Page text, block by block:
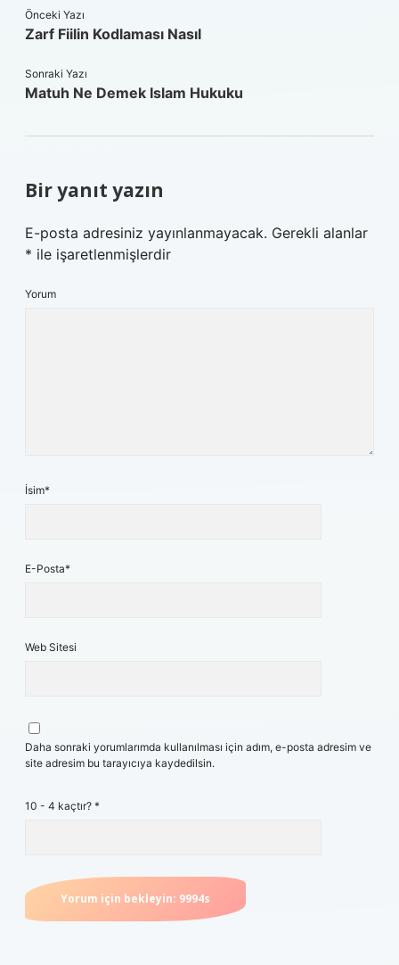
Önceki Yazı
Zarf Fiilin Kodlaması Nasıl
Sonraki Yazı
Matuh Ne Demek Islam Hukuku
Bir yanıt yazın
E-posta adresiniz yayınlanmayacak. Gerekli alanlar
* ile işaretlenmişlerdir
Yorum
İsim*
E-Posta*
Web Sitesi
Daha sonraki yorumlarımda kullanılması için adım, e-posta adresim ve
site adresim bu tarayıcıya kaydedilsin.
10 - 4 kaçtır? *